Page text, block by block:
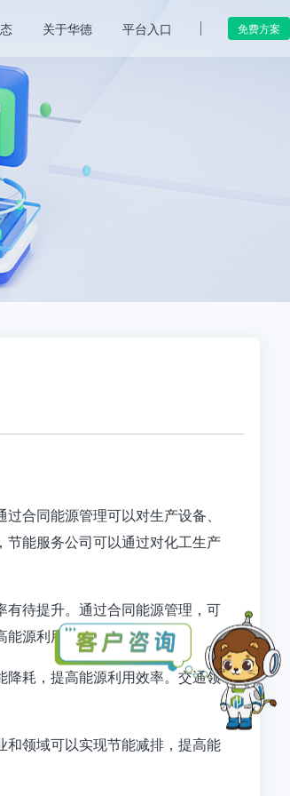
关于华德 平台入口 免费方案
合同能源管理可以对生产设备、
能服务公司可以通过对化工生产
待提升。通过合同能源管理，可
能源利用效率‌。
耗，提高能源利用效率。交通领
领域可以实现节能减排，提高能